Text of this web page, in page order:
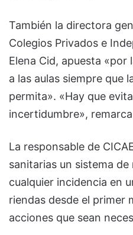
También la directora
Colegios Privados e
Elena Cid, apuesta
a las aulas siempre que
permita». «Hay que
incertidumbre»,
La responsable de
sanitarias un sistema
cualquier incidencia en
riendas desde el primer
acciones que sean